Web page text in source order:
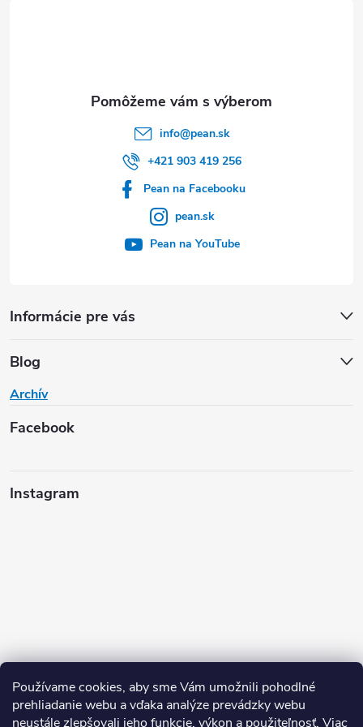
Používame cookies, aby sme Vám umožnili pohodlné
prehliadanie webu a vďaka analýze prevádzky webu
neustále zlepšovali jeho funkcie, výkon a použiteľnosť. Viac
Informácie pre vás
Blog
Archív
Facebook
info@pean.sk
+421 903 419 256
Pean na Facebooku
pean.sk
Pean na YouTube
Instagram